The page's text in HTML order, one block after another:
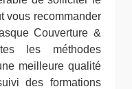
vous recommander
Couverture &
les méthodes
meilleure qualité
des formations